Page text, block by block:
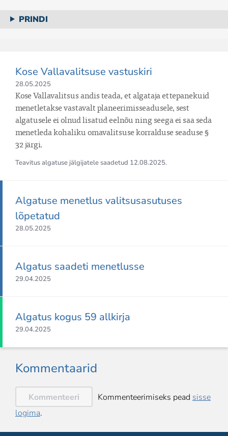
PRINDI
Kose Vallavalitsuse vastuskiri
28.05.2025
Kose Vallavalitsus andis teada, et algataja ettepanekuid
menetletakse vastavalt planeerimisseadusele, sest
algatusele ei olnud lisatud eelnõu ning seega ei saa seda
menetleda kohaliku omavalitsuse korralduse seaduse §
32 järgi.
Teavitus algatuse jälgijatele saadetud 12.08.2025.
Algatuse menetlus valitsusasutuses
lõpetatud
28.05.2025
Algatus saadeti menetlusse
29.04.2025
Algatus kogus 59 allkirja
29.04.2025
Kommentaarid
Kommenteeri Kommenteerimiseks pead sisse
logima.